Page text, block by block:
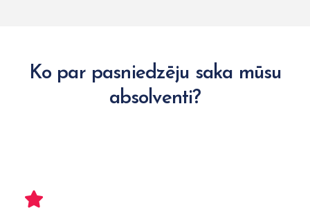
Ko par pasniedzēju saka mūsu
absolventi?